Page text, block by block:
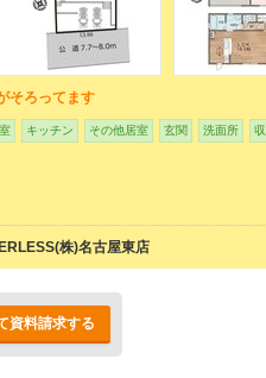
そろってます
キッチン その他居室 玄関 洗面所
株)名古屋東店
資料請求する